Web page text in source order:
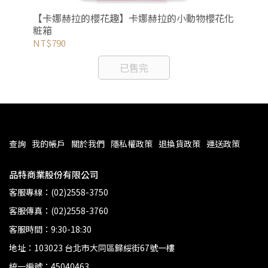
【卡娜赫拉的櫻花趣】卡娜赫拉的小動物櫻花化
粧箱
NT$790
已售完
查詢 我的帳戶 關於我們 隱私權政策 退換貨政策 運送政策
品特商業股份有限公司
客服專線：(02)2558-3750
客服傳真：(02)2558-3760
客服時間：9:30-18:30
地址：103023 台北市大同區歸綏街67號一樓